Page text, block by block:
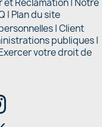
et Réclamation| Notre
| Plan du site
|Client
publiques|
votre droit de